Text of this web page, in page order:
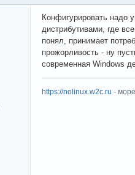
Конфигурировать надо
дистрибутивами, где
понял, принимает
прожорливость - ну
современная Windows
https://nolinux.w2c.ru -